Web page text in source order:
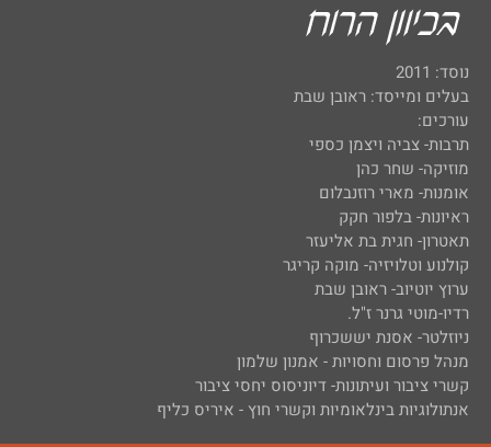
נוסד: 2011
בעלים ומייסד: ראובן שבת
עורכים:
תרבות- צביה ויצמן כספי
מוזיקה- שחר כהן
אומנות- מארי רוזנבלום
ראיונות- בלפור חקק
תאטרון- חגית בת אליעזר
קולנוע וטלויזיה- מוקה קריגר
ערוץ יוטיוב- ראובן שבת
רדיו-מוטי גרנר ז"ל.
ניוזלטר- אסנת יששכרוף
מנהל פרסום וחסויות - אמנון שלמון
קשרי ציבור ועיתונות- דיוניסוס יחסי ציבור
אנתולוגיות בינלאומיות וקשרי חוץ - איריס כליף